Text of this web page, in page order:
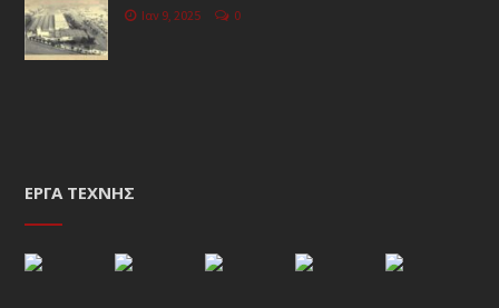
Ιαν 9, 2025 0
ΈΡΓΑ ΤΈΧΝΗΣ